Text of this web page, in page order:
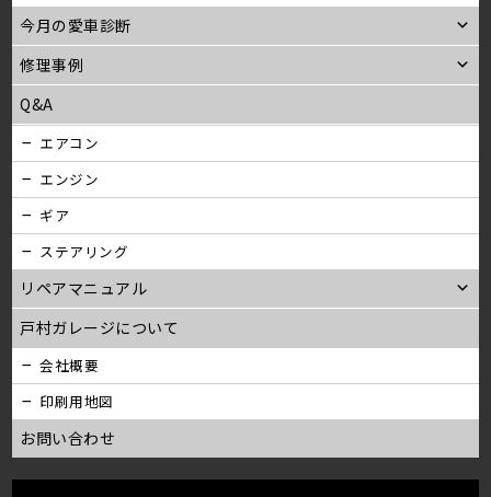
今月の愛車診断
修理事例
Q&A
エアコン
エンジン
ギア
ステアリング
リペアマニュアル
戸村ガレージについて
会社概要
印刷用地図
お問い合わせ